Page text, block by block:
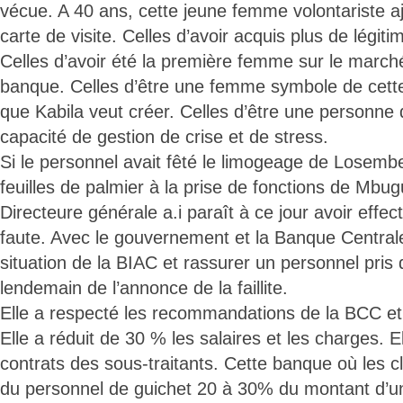
vécue. A 40 ans, cette jeune femme volontariste
carte de visite. Celles d’avoir acquis plus de
Celles d’avoir été la première femme sur le
banque. Celles d’être une femme symbole de
que Kabila veut créer. Celles d’être une
capacité de gestion de crise et de stress.
Si le personnel avait fêté le limogeage de
feuilles de palmier à la prise de fonctions de
Directeure générale a.i paraît à ce jour avoir
faute. Avec le gouvernement et la Banque
situation de la BIAC et rassurer un personnel pris
lendemain de l’annonce de la faillite.
Elle a respecté les recommandations de la BCC
Elle a réduit de 30 % les salaires et les charges.
contrats des sous-traitants. Cette banque où les
du personnel de guichet 20 à 30% du montant